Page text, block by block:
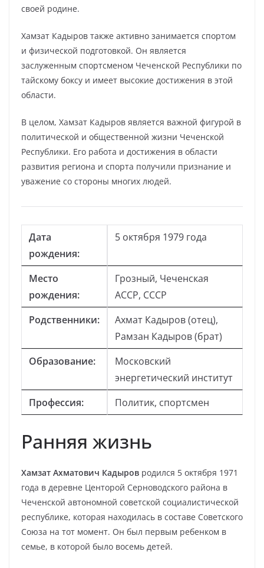
своей родине.
Хамзат Кадыров также активно занимается спортом
и физической подготовкой. Он является
заслуженным спортсменом Чеченской Республики по
тайскому боксу и имеет высокие достижения в этой
области.
В целом, Хамзат Кадыров является важной фигурой в
политической и общественной жизни Чеченской
Республики. Его работа и достижения в области
развития региона и спорта получили признание и
уважение со стороны многих людей.
Дата
рождения:
5 октября 1979 года
Место
рождения:
Грозный, Чеченская
АССР, СССР
Родственники:
Ахмат Кадыров (отец),
Рамзан Кадыров (брат)
Образование:
Московский
энергетический институт
Профессия:
Политик, спортсмен
Ранняя жизнь
Хамзат Ахматович Кадыров родился 5 октября 1971
года в деревне Центорой Серноводского района в
Чеченской автономной советской социалистической
республике, которая находилась в составе Советского
Союза на тот момент. Он был первым ребенком в
семье, в которой было восемь детей.